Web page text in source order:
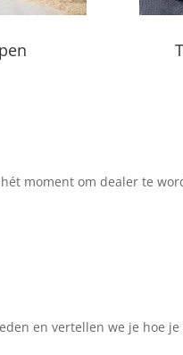
moment om dealer te
en vertellen we je hoe